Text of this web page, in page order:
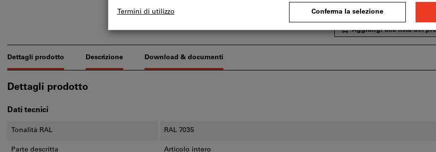
Le configurazioni standard in
Aggiungi alla lista dei
Dettagli prodotto Descrizione Download & documenti
Dettagli prodotto
Dati tecnici
Tonalità RAL RAL 7035
Parte descritta Articolo intero